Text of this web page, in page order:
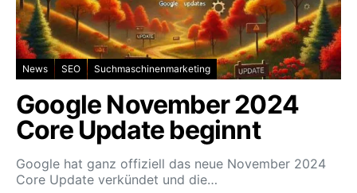
News SEO Suchmaschinenmarketing
Google November 2024
Core Update beginnt
Google hat ganz offiziell das neue November 2024
Core Update verkündet und die…